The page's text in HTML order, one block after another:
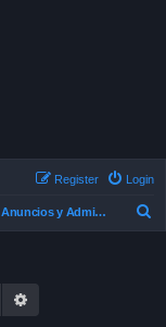
Login
Register
Anuncios y Administración
Search